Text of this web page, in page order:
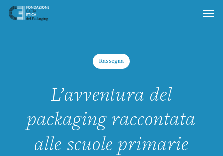
Skip
Rassegna
L’avventura del
packaging raccontata
alle scuole primarie